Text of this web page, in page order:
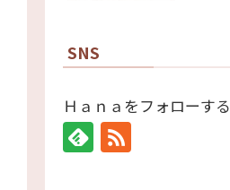
SNS
Ｈａｎａをフォローする